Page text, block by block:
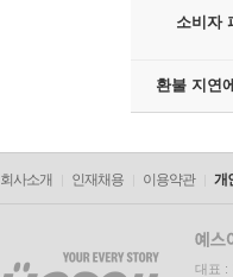
소비자
환불 지연
회사소개 인재채용 이용약관 개
대표 :